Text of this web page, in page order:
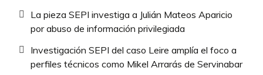
La pieza SEPI investiga a Julián Mateos Aparicio
por abuso de información privilegiada
Investigación SEPI del caso Leire amplía el foco a
perfiles técnicos como Mikel Arrarás de Servinabar